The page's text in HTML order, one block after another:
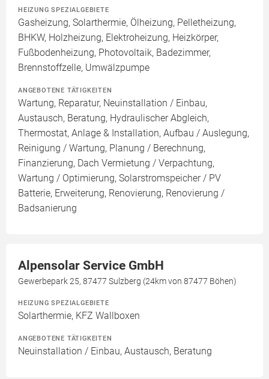
HEIZUNG SPEZIALGEBIETE
Gasheizung, Solarthermie, Ölheizung, Pelletheizung,
BHKW, Holzheizung, Elektroheizung, Heizkörper,
Fußbodenheizung, Photovoltaik, Badezimmer,
Brennstoffzelle, Umwälzpumpe
ANGEBOTENE TÄTIGKEITEN
Wartung, Reparatur, Neuinstallation / Einbau,
Austausch, Beratung, Hydraulischer Abgleich,
Thermostat, Anlage & Installation, Aufbau / Auslegung,
Reinigung / Wartung, Planung / Berechnung,
Finanzierung, Dach Vermietung / Verpachtung,
Wartung / Optimierung, Solarstromspeicher / PV
Batterie, Erweiterung, Renovierung, Renovierung /
Badsanierung
Alpensolar Service GmbH
Gewerbepark 25, 87477 Sulzberg (24km von 87477 Böhen)
HEIZUNG SPEZIALGEBIETE
Solarthermie, KFZ Wallboxen
ANGEBOTENE TÄTIGKEITEN
Neuinstallation / Einbau, Austausch, Beratung